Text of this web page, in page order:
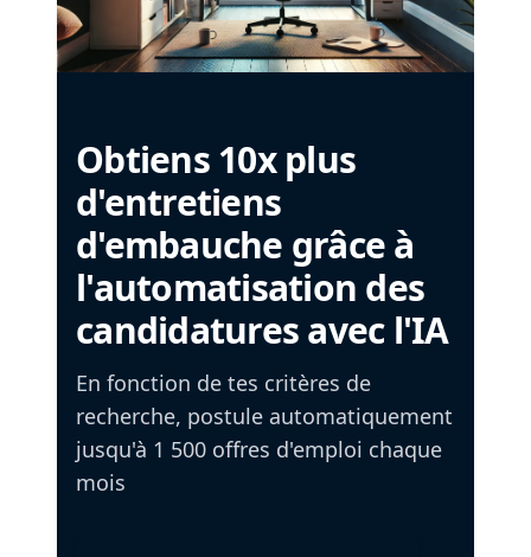
Obtiens 10x plus
d'entretiens
d'embauche grâce à
l'automatisation des
candidatures avec l'IA
En fonction de tes critères de
recherche, postule automatiquement
jusqu'à 1 500 offres d'emploi chaque
mois